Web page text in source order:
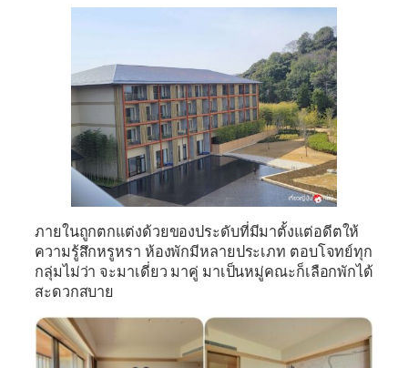
ภายในถูกตกแต่งด้วยของประดับที่มีมาตั้งแต่อดีตให้
ความรู้สึกหรูหรา ห้องพักมีหลายประเภท ตอบโจทย์ทุก
กลุ่มไม่ว่า จะมาเดี่ยว มาคู่ มาเป็นหมู่คณะก็เลือกพักได้
สะดวกสบาย